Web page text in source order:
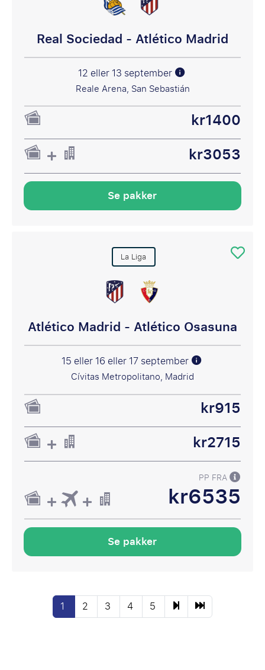
Real Sociedad - Atlético Madrid
12 eller 13 september
Reale Arena, San Sebastián
kr1400
kr3053
Se pakker
La Liga
Atlético Madrid - Atlético Osasuna
15 eller 16 eller 17 september
Cívitas Metropolitano, Madrid
kr915
kr2715
PP FRA
kr6535
Se pakker
1 2 3 4 5